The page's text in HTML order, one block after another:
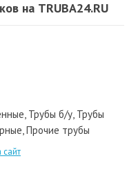
на TRUBA24.RU
Трубы б/у, Трубы
Прочие трубы
сайт